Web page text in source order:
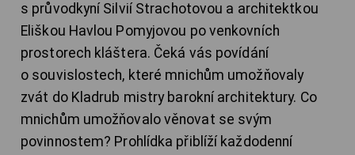
s průvodkyní Silvií Strachotovou a architektkou
Eliškou Havlou Pomyjovou po venkovních
prostorech kláštera. Čeká vás povídání
o souvislostech, které mnichům umožňovaly
zvát do Kladrub mistry barokní architektury. Co
mnichům umožňovalo věnovat se svým
povinnostem? Prohlídka přiblíží každodenní